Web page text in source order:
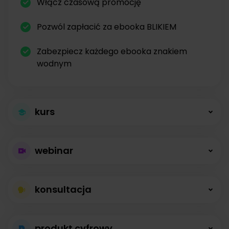
Pozwól zapłacić za ebooka BLIKIEM
Zabezpiecz każdego ebooka znakiem
wodnym
kurs
kursów
Kursy online z modułami, lekcjami, nagraniami i
opisami dostępne od zaraz.
webinar
bez limitów
konsultacja